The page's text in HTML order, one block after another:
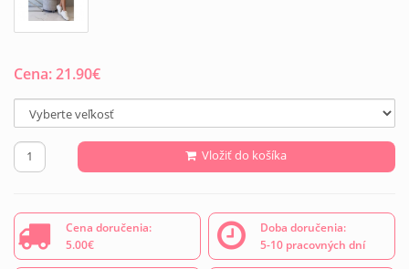
Cena:21.90€
Vložiť do košíka
Cena doručenia:
5.00€
Doba doručenia:
5-10 pracovných dní